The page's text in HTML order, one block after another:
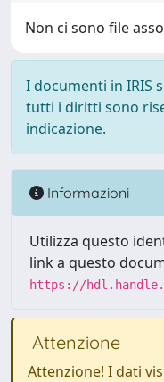
Non ci sono file
I documenti in IRIS
tutti i diritti sono
indicazione.
Informazioni
Utilizza questo
link a questo
https://
Attenzione
Attenzione! I dati